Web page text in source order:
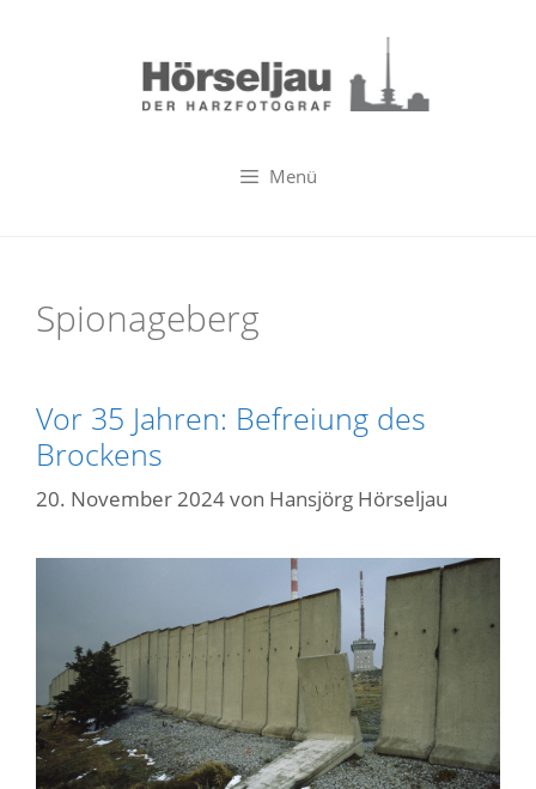
Menü
Spionageberg
Vor 35 Jahren: Befreiung des
Brockens
20. November 2024von Hansjörg Hörseljau